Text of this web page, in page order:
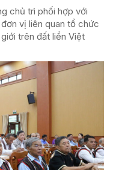
chủ trì phối hợp với
vị liên quan tổ chức
trên đất liền Việt